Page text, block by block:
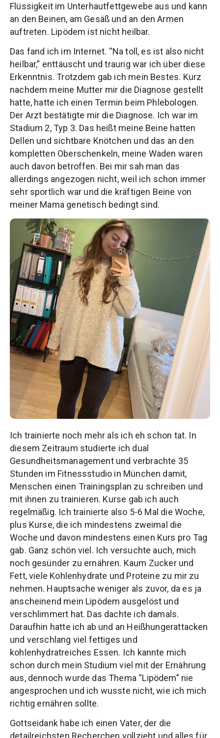
Flüssigkeit im Unterhautfettgewebe aus und kann
an den Beinen, am Gesäß und an den Armen
auftreten. Lipödem ist nicht heilbar.
Das fand ich im Internet. “Na toll, es ist also nicht
heilbar,” enttäuscht und traurig war ich über diese
Erkenntnis. Trotzdem gab ich mein Bestes. Kurz
nachdem meine Mutter mir die Diagnose gestellt
hatte, hatte ich einen Termin beim Phlebologen.
Der Arzt bestätigte mir die Diagnose. Ich war im
Stadium 2, Typ 3. Das heißt meine Beine hatten
Dellen und sichtbare Knötchen und das an den
kompletten Oberschenkeln, meine Waden waren
auch davon betroffen. Bei mir sah man das
allerdings angezogen nicht, weil ich schon immer
sehr sportlich war und die kräftigen Beine von
meiner Mama genetisch bedingt sind.
Ich trainierte noch mehr als ich eh schon tat. In
diesem Zeitraum studierte ich dual
Gesundheitsmanagement und verbrachte 35
Stunden im Fitnessstudio in München damit,
Menschen einen Trainingsplan zu schreiben und
mit ihnen zu trainieren. Kurse gab ich auch
regelmäßig. Ich trainierte also 5-6 Mal die Woche,
plus Kurse, die ich mindestens zweimal die
Woche und davon mindestens einen Kurs pro Tag
gab. Ganz schön viel. Ich versuchte auch, mich
noch gesünder zu ernähren. Kaum Zucker und
Fett, viele Kohlenhydrate und Proteine zu mir zu
nehmen. Hauptsache weniger als zuvor, da es ja
anscheinend mein Lipödem ausgelöst und
verschlimmert hat. Das dachte ich damals.
Daraufhin hatte ich ab und an Heißhungerattacken
und verschlang viel fettiges und
kohlenhydratreiches Essen. Ich kannte mich
schon durch mein Studium viel mit der Ernährung
aus, dennoch wurde das Thema “Lipödem” nie
angesprochen und ich wusste nicht, wie ich mich
richtig ernähren sollte.
Gottseidank habe ich einen Vater, der die